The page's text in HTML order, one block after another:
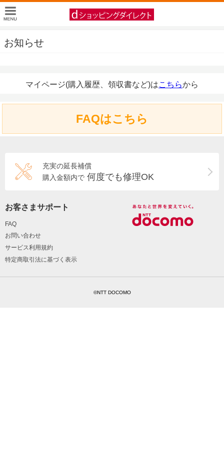
お知らせ
マイページ(購入履歴、領収書など)はこちらから
FAQはこちら
充実の延長補償
購入金額内で 何度でも修理OK
お客さまサポート
FAQ
お問い合わせ
サービス利用規約
特定商取引法に基づく表示
©NTT DOCOMO